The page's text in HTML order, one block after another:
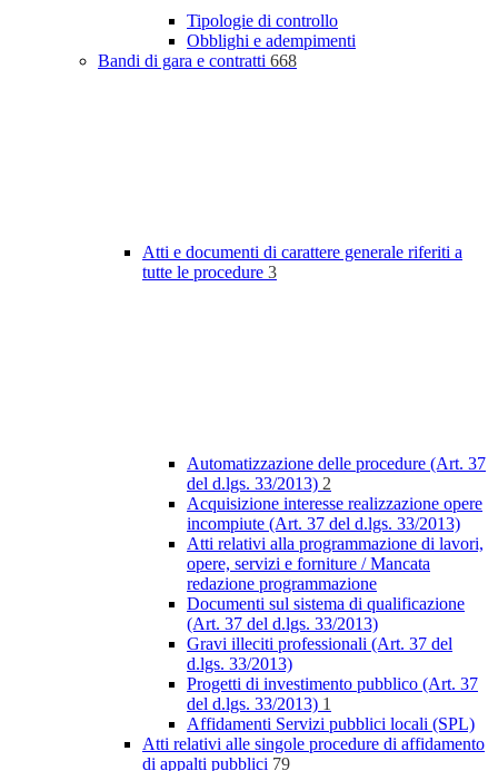
Tipologie di controllo
Obblighi e adempimenti
Bandi di gara e contratti 668
Atti e documenti di carattere generale riferiti a
tutte le procedure 3
Automatizzazione delle procedure (Art. 37
del d.lgs. 33/2013) 2
Acquisizione interesse realizzazione opere
incompiute (Art. 37 del d.lgs. 33/2013)
Atti relativi alla programmazione di lavori,
opere, servizi e forniture / Mancata
redazione programmazione
Documenti sul sistema di qualificazione
(Art. 37 del d.lgs. 33/2013)
Gravi illeciti professionali (Art. 37 del
d.lgs. 33/2013)
Progetti di investimento pubblico (Art. 37
del d.lgs. 33/2013) 1
Affidamenti Servizi pubblici locali (SPL)
Atti relativi alle singole procedure di affidamento
di appalti pubblici 79